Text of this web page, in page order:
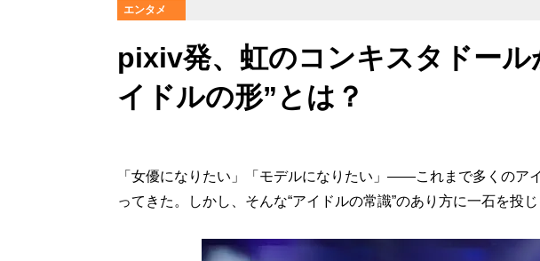
エンタメ
pixiv発、虹のコンキスタドール
イドルの形”とは？
「女優になりたい」「モデルになりたい」――これまで多くのア
ってきた。しかし、そんな“アイドルの常識”のあり方に一石を投じ